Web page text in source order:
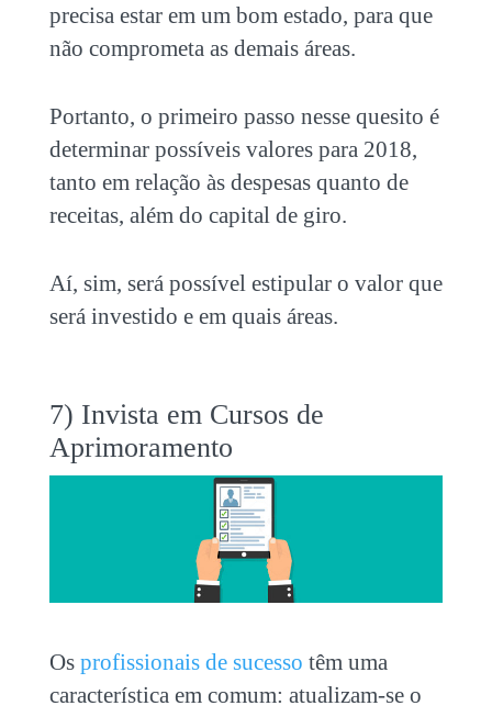
precisa estar em um bom estado, para que
não comprometa as demais áreas.
Portanto, o primeiro passo nesse quesito é
determinar possíveis valores para 2018,
tanto em relação às despesas quanto de
receitas, além do capital de giro.
Aí, sim, será possível estipular o valor que
será investido e em quais áreas.
7) Invista em Cursos de
Aprimoramento
Os profissionais de sucesso têm uma
característica em comum: atualizam-se o